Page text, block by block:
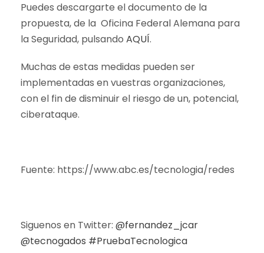
Puedes descargarte el documento de la
propuesta, de la Oficina Federal Alemana para
la Seguridad, pulsando AQUÍ.
Muchas de estas medidas pueden ser
implementadas en vuestras organizaciones,
con el fin de disminuir el riesgo de un, potencial,
ciberataque.
Fuente: https://www.abc.es/tecnologia/redes
Siguenos en Twitter: @fernandez_jcar
@tecnogados #PruebaTecnologica